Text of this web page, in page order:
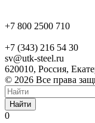
+7 800 2500 710
+7 (343) 216 54 30
sv@utk-steel.ru
620010, Россия,
© 2026 Все права
Найти
0